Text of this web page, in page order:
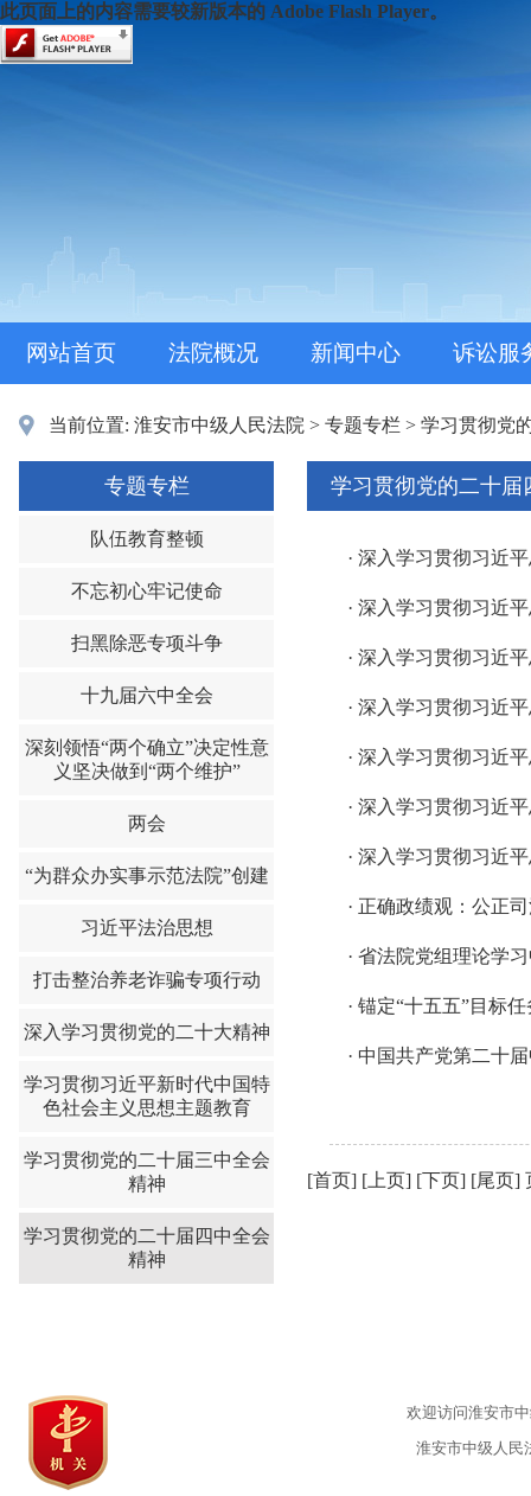
此页面上的内容需要较新版本的 Adobe Flash Player。
网站首页 法院概况 新闻中心 诉讼服
当前位置: 淮安市中级人民法院 > 专题专栏 > 学习贯彻党
专题专栏
队伍教育整顿
不忘初心牢记使命
扫黑除恶专项斗争
十九届六中全会
深刻领悟“两个确立”决定性意
义坚决做到“两个维护”
两会
“为群众办实事示范法院”创建
习近平法治思想
打击整治养老诈骗专项行动
深入学习贯彻党的二十大精神
学习贯彻习近平新时代中国特
色社会主义思想主题教育
学习贯彻党的二十届三中全会
精神
学习贯彻党的二十届四中全会
精神
学习贯彻党的二十届
· 深入学习贯彻习近
· 深入学习贯彻习近
· 深入学习贯彻习近
· 深入学习贯彻习近
· 深入学习贯彻习近
· 深入学习贯彻习近
· 深入学习贯彻习近
· 正确政绩观：公正
· 省法院党组理论学
· 锚定“十五五”目标
· 中国共产党第二十
[首页] [上页] [下页] [尾页]
欢迎访问淮安市
淮安市中级人